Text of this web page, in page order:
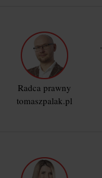
Radca prawny
tomaszpalak.pl